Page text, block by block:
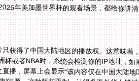
年美加墨世界杯的观看场景，都给你讲
获得了中国大陆地区的播放权。这意味着
或者NBA时，系统会检测你的IP地址，如
播，屏幕上会显示“该内容仅在中国大陆
题。这种版权限制，让很多海外华人错过